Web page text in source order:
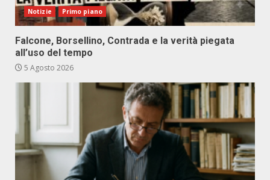
Notizie Primo piano
Falcone, Borsellino, Contrada e la verità piegata
all’uso del tempo
5 Agosto 2026